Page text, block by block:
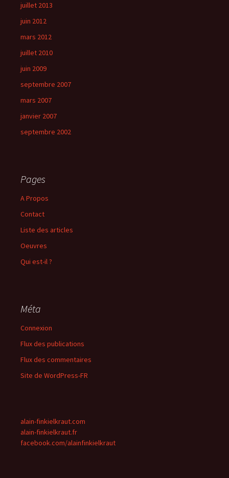
juillet 2013
juin 2012
mars 2012
juillet 2010
juin 2009
septembre 2007
mars 2007
janvier 2007
septembre 2002
Pages
A Propos
Contact
Liste des articles
Oeuvres
Qui est-il ?
Méta
Connexion
Flux des publications
Flux des commentaires
Site de WordPress-FR
alain-finkielkraut.com
alain-finkielkraut.fr
facebook.com/alainfinkielkraut